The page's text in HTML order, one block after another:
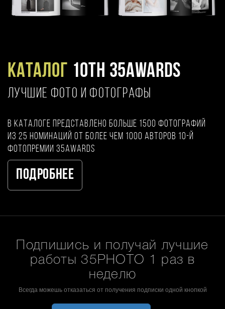
Каталог 10TH 35AWARDS
ЛУЧШИЕ ФОТО И ФОТОГРАФЫ
В каталоге представлено больше 1500 фотографий
из 25 номинаций от более чем 1000 авторов 10-й
фотопремии 35AWARDS
Подробнее
Подпишись и получай лучшие
работы 35PHOTO 1 раз в
неделю
Всегда можешь отказаться от получения подписки одной кнопкой